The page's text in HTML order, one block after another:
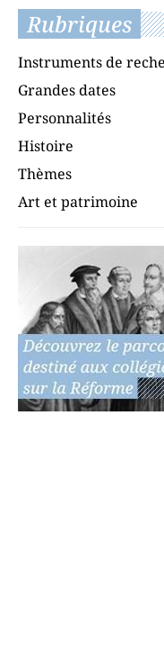
Rubriques
Instruments de
Grandes dates
Personnalités
Histoire
Thèmes
Art et patrimoine